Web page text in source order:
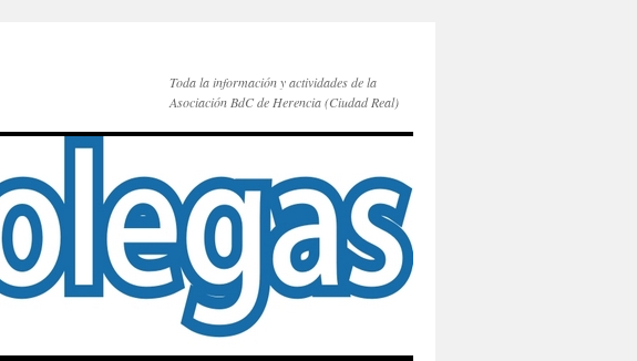
Toda la información y actividades de la
Asociación BdC de Herencia (Ciudad Real)